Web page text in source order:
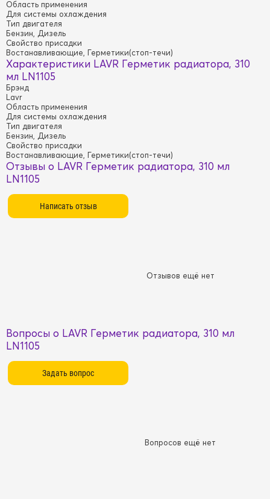
Область применения
Для системы охлаждения
Тип двигателя
Бензин, Дизель
Свойство присадки
Востанавливающие, Герметики(стоп-течи)
Характеристики LAVR Герметик радиатора, 310
мл LN1105
Брэнд
Lavr
Область применения
Для системы охлаждения
Тип двигателя
Бензин, Дизель
Свойство присадки
Востанавливающие, Герметики(стоп-течи)
Отзывы о LAVR Герметик радиатора, 310 мл
LN1105
Отзывов ещё нет
Вопросы о LAVR Герметик радиатора, 310 мл
LN1105
Вопросов ещё нет